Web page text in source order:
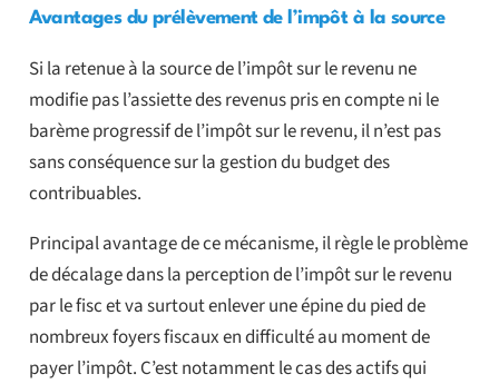
Avantages du prélèvement de l’impôt à la source
Si la retenue à la source de l’impôt sur le revenu ne
modifie pas l’assiette des revenus pris en compte ni le
barème progressif de l’impôt sur le revenu, il n’est pas
sans conséquence sur la gestion du budget des
contribuables.
Principal avantage de ce mécanisme, il règle le problème
de décalage dans la perception de l’impôt sur le revenu
par le fisc et va surtout enlever une épine du pied de
nombreux foyers fiscaux en difficulté au moment de
payer l’impôt. C’est notamment le cas des actifs qui